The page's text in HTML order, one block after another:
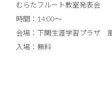
むらたフルート教室発表会
時間：14:00～
会場：下関生涯学習プラザ
入場：無料